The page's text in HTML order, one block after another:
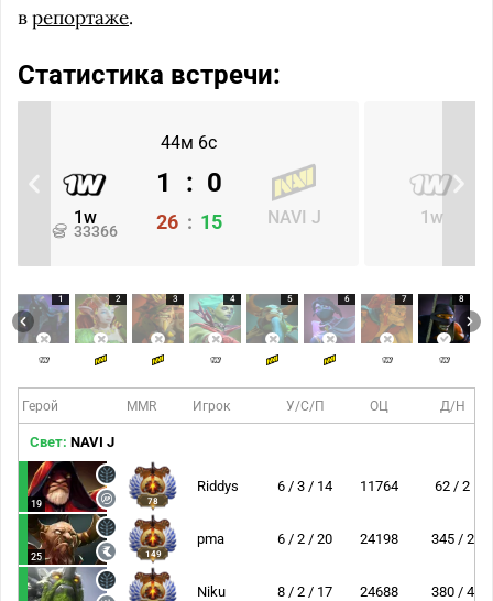
врепортаже.
Статистика встречи:
44м 6с
1w
33366
NAVI J
1 : 0
26 : 15 1w
1 2 3 4 5 6 7 8
Герой MMR Игрок У/С/П ОЦ Д/Н
Свет: NAVI J
19 78
Riddys 6 / 3 / 14 11764 62 / 2
25 149
pma 6 / 2 / 20 24198 345 / 2
Niku 8 / 2 / 17 24688 380 / 4